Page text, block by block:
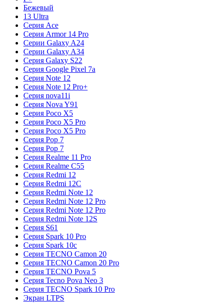
Бежевый
13 Ultra
Серия Ace
Серия Armor 14 Pro
Серии Galaxy A24
Серии Galaxy A34
Серия Galaxy S22
Серия Google Pixel 7a
Серия Note 12
Серия Note 12 Pro+
Серия nova11i
Серия Nova Y91
Серия Poco X5
Серия Poco X5 Pro
Серия Poco X5 Pro
Серия Pop 7
Серия Pop 7
Серия Realme 11 Pro
Серия Realme C55
Серия Redmi 12
Серия Redmi 12C
Серия Redmi Note 12
Серия Redmi Note 12 Pro
Серия Redmi Note 12 Pro
Серия Redmi Note 12S
Серия S61
Серия Spark 10 Pro
Серия Spark 10c
Серия TECNO Camon 20
Серия TECNO Camon 20 Pro
Серия TECNO Pova 5
Серия Tecno Pova Neo 3
Серия TECNO Spark 10 Pro
Экран LTPS